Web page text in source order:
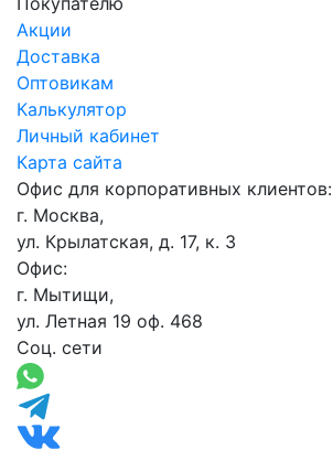
Акции
Доставка
Оптовикам
Калькулятор
Личный кабинет
Карта сайта
Офис для корпоративных клиентов:
г. Москва,
ул. Крылатская, д. 17, к. 3
Офис:
г. Мытищи,
ул. Летная 19 оф. 468
Соц. сети